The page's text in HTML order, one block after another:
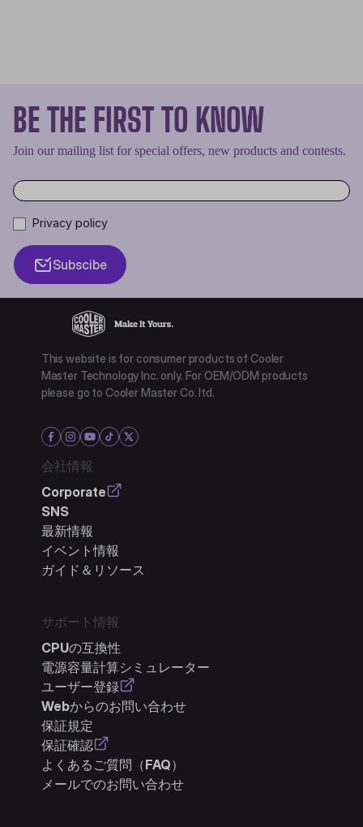
BE THE FIRST TO KNOW
Join our mailing list for special offers, new products and contests.
Privacy policy
Subscibe
This website is for consumer products of Cooler
Master Technology Inc. only. For OEM/ODM products
please go to Cooler Master Co. ltd.
会社情報
Corporate
SNS
最新情報
イベント情報
ガイド＆リソース
サポート情報
CPUの互換性
電源容量計算シミュレーター
ユーザー登録
Webからのお問い合わせ
保証規定
保証確認
よくあるご質問（FAQ）
メールでのお問い合わせ